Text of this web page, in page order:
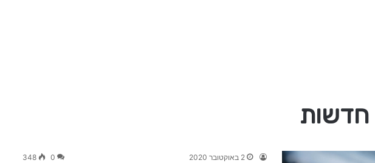
2 באוקטובר 2020 0
348